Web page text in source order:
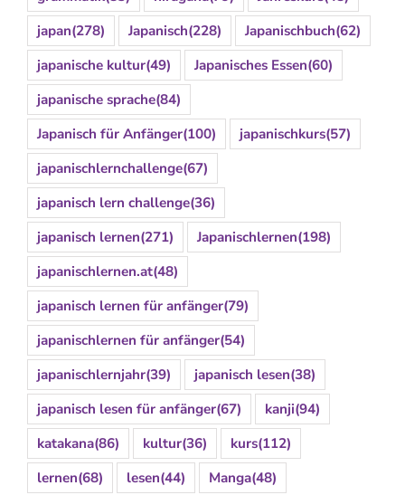
japan(278) Japanisch(228) Japanischbuch(62)
japanische kultur(49) Japanisches Essen(60)
japanische sprache(84)
Japanisch für Anfänger(100) japanischkurs(57)
japanischlernchallenge(67)
japanisch lern challenge(36)
japanisch lernen(271) Japanischlernen(198)
japanischlernen.at(48)
japanisch lernen für anfänger(79)
japanischlernen für anfänger(54)
japanischlernjahr(39) japanisch lesen(38)
japanisch lesen für anfänger(67) kanji(94)
katakana(86) kultur(36) kurs(112)
lernen(68) lesen(44) Manga(48)